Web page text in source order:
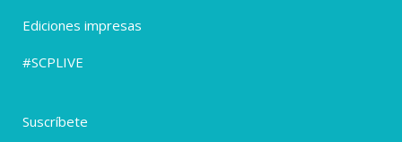
Ediciones impresas
#SCPLIVE
Suscríbete